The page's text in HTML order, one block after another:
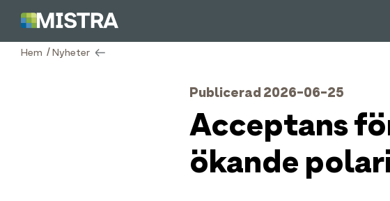
Hem /Nyheter
Publicerad 2026-06-25
Acceptans
ökande